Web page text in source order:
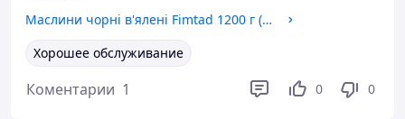
Маслини чорні в'ялені Fimtad 1200 г (0008)
Хорошее обслуживание
Коментарии 1 0 0